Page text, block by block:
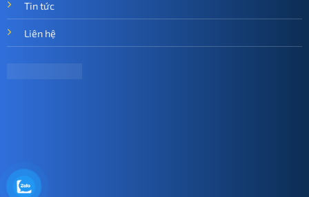
Tin tức
Liên hệ